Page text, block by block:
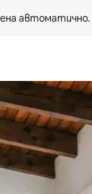
автоматично.